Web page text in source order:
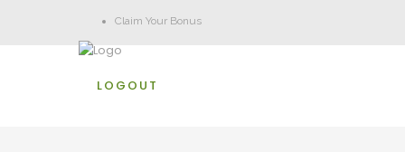
Claim Your Bonus
LOGOUT